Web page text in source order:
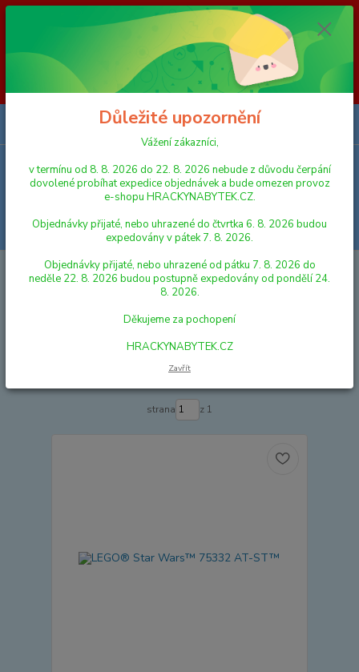
Vážení zákazníci, v termínu od 8. 8. 2026 do 23. 8. 2026 nebude z
důvodu čerpání dovolené probíhat expedice objednávek a bude omezen
provoz e-shopu HRACKYNABYTEK.CZ. Objednávky přijaté, nebo
uhrazené do čtvrtka 6. 8. 2026 budou expedovány v pátek 7. 8. 2026.
Objednávky přijaté, nebo uhrazené od pátku 7. 8. 2026 do neděle 23. 8.
2026 budou postupně expedovány od pondělí 24. 8. 2026. Děkujeme za
pochopení HRACKYNABYTEK.CZ
Menu
Hledat
LEGO LEGO® Star Wars™
LEGO® Star Wars™
Nejlevnější Nejdražší
strana z 1
Důležité upozornění
Vážení zákazníci,
v termínu od 8. 8. 2026 do 22. 8. 2026 nebude z důvodu čerpání
dovolené probíhat expedice objednávek a bude omezen provoz
e-shopu HRACKYNABYTEK.CZ.
Objednávky přijaté, nebo uhrazené do čtvrtka 6. 8. 2026 budou
expedovány v pátek 7. 8. 2026.
Objednávky přijaté, nebo uhrazené od pátku 7. 8. 2026 do
neděle 22. 8. 2026 budou postupně expedovány od pondělí 24.
8. 2026.
Děkujeme za pochopení
HRACKYNABYTEK.CZ
Zavřít